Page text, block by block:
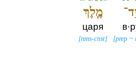
[prep ~
מֶ֤לֶךְ
царя
[nms-cnst]